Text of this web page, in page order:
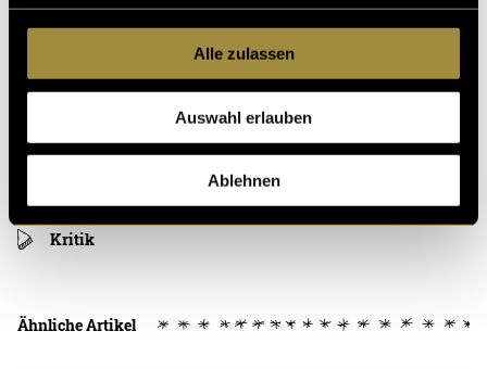
Alle zulassen
Auswahl erlauben
Ablehnen
und stellte das Projekt fertig.
Kritik
Ähnliche Artikel